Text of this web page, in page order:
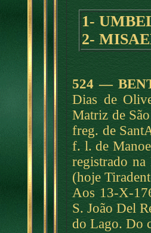
1-
2-
524 —
Dias de
Matriz de
freg. de
f. l. de
registrado
(hoje
Aos 13-X-
S. João Del
do Lago. Do